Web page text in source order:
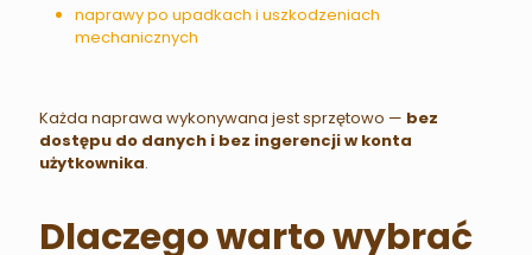
naprawy po upadkach i uszkodzeniach
mechanicznych
Każda naprawa wykonywana jest sprzętowo — bez
dostępu do danych i bez ingerencji w konta
użytkownika.
Dlaczego warto wybrać